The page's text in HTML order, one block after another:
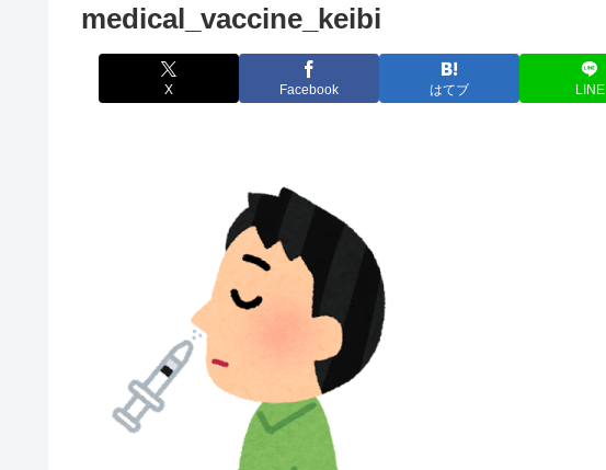
medical_vaccine_keibi
X Facebook はてブ LINE